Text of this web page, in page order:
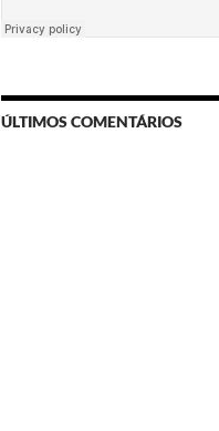
ÚLTIMOS COMENTÁRIOS